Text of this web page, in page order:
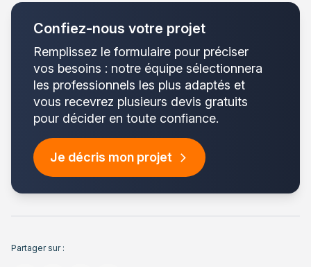
Confiez-nous votre projet
Remplissez le formulaire pour préciser
vos besoins : notre équipe sélectionnera
les professionnels les plus adaptés et
vous recevrez plusieurs devis gratuits
pour décider en toute confiance.
Je décris mon projet
Partager sur :